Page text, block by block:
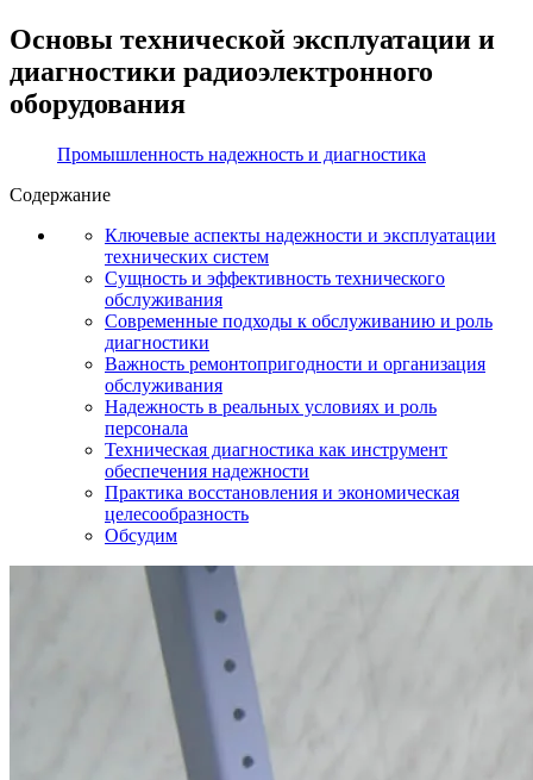
Основы технической эксплуатации и
диагностики радиоэлектронного
оборудования
Промышленность надежность и диагностика
Содержание
Ключевые аспекты надежности и эксплуатации
технических систем
Сущность и эффективность технического
обслуживания
Современные подходы к обслуживанию и роль
диагностики
Важность ремонтопригодности и организация
обслуживания
Надежность в реальных условиях и роль
персонала
Техническая диагностика как инструмент
обеспечения надежности
Практика восстановления и экономическая
целесообразность
Обсудим